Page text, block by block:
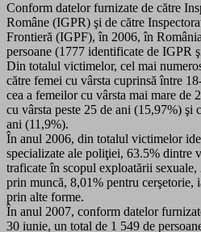
Conform datelor furnizate de către
Române (IGPR) şi de către
Frontieră (IGPF), în 2006, în
persoane (1777 identificate de IGPR
Din totalul victimelor, cel mai
către femei cu vârsta cuprinsă între
cea a femeilor cu vârsta mai mare de
cu vârsta peste 25 de ani (15,97%) şi
ani (11,9%).
În anul 2006, din totalul victimelor
specializate ale poliţiei, 63.5% dintre
traficate în scopul exploatării
prin muncă, 8,01% pentru cerşetorie,
prin alte forme.
În anul 2007, conform datelor
30 iunie, un total de 1 549 de